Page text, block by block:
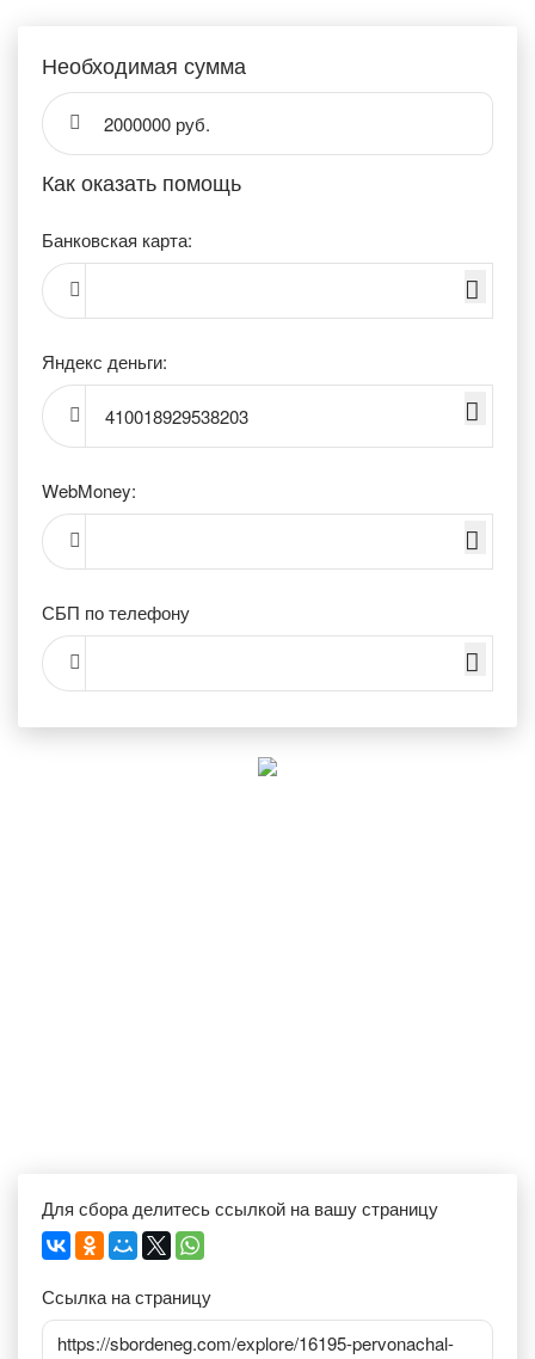
Необходимая сумма
2000000 руб.
Как оказать помощь
Банковская карта:
Яндекс деньги:
410018929538203
WebMoney:
СБП по телефону
Для сбора делитесь ссылкой на вашу страницу
Ссылка на страницу
https://sbordeneg.com/explore/16195-pervonachal-